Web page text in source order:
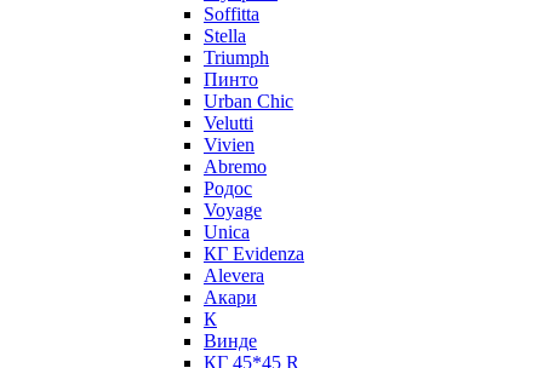
Soffitta
Stella
Triumph
Пинто
Urban Chic
Velutti
Vivien
Abremo
Родос
Voyage
Unica
КГ Evidenza
Alevera
Акари
К
Винде
КГ 45*45 R